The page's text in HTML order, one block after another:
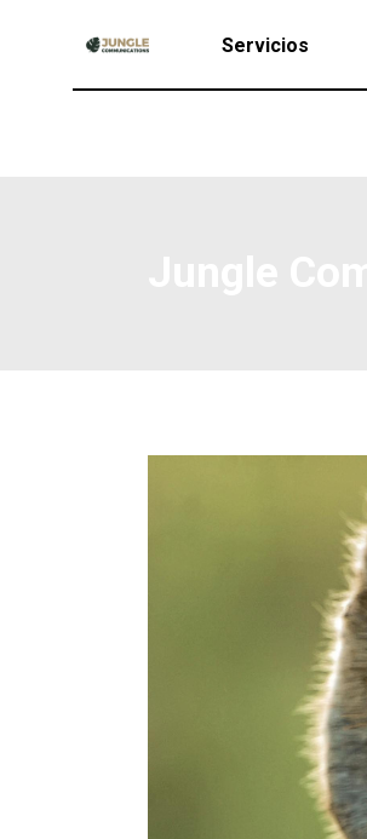
Servicios